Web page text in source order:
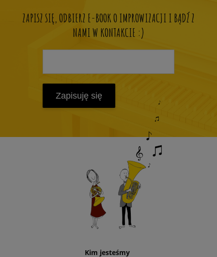
ZAPISZ SIĘ, ODBIERZ E-BOOK O IMPROWIZACJI I BĄDŹ Z
NAMI W KONTAKCIE :)
Zapisuję się
Kim jesteśmy